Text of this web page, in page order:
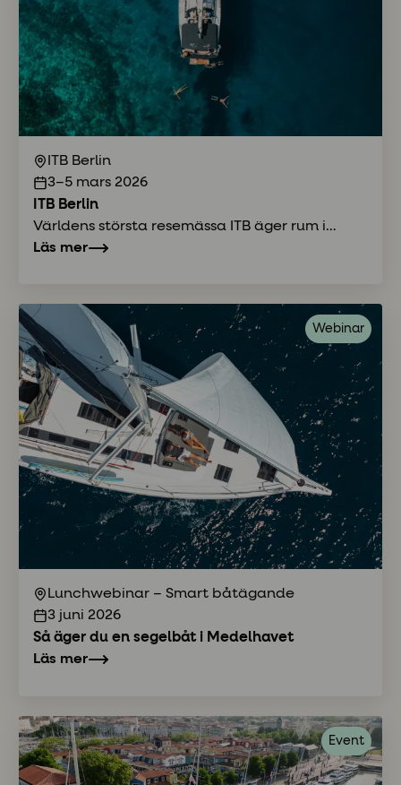
ITB Berlin
3–5 mars 2026
ITB Berlin
Världens största resemässa ITB äger rum i
Berlin i mars 2026 och samlar branschfolk från
av senaste nyheterna.
Läs mer
Webinar
Lunchwebinar – Smart båtägande
3 juni 2026
Så äger du en segelbåt i Medelhavet
Läs mer
Event